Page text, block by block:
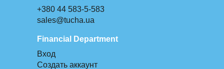
+380 44 583-5-583
sales@tucha.ua
Financial Department
Вход
Создать аккаунт